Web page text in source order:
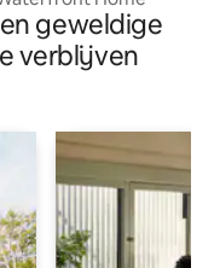
geweldige
verblijven